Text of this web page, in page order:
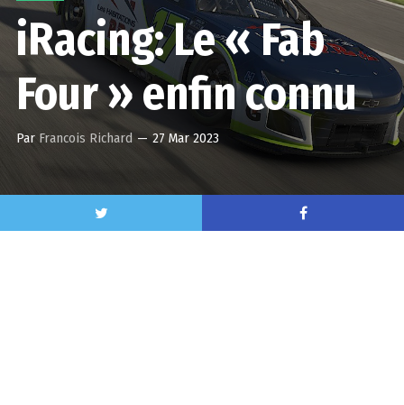
iRacing: Le « Fab
Four » enfin connu
Par Francois Richard — 27 Mar 2023